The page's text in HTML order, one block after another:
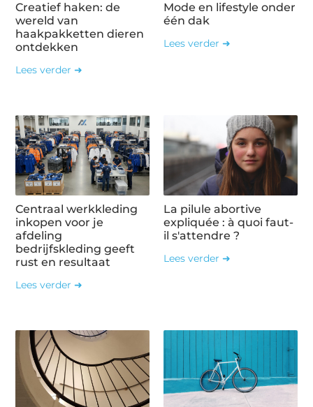
Creatief haken: de
wereld van
haakpakketten dieren
ontdekken
Lees verder ➜
Mode en lifestyle onder
één dak
Lees verder ➜
Centraal werkkleding
inkopen voor je
afdeling
bedrijfskleding geeft
rust en resultaat
Lees verder ➜
La pilule abortive
expliquée : à quoi faut-
il s'attendre ?
Lees verder ➜